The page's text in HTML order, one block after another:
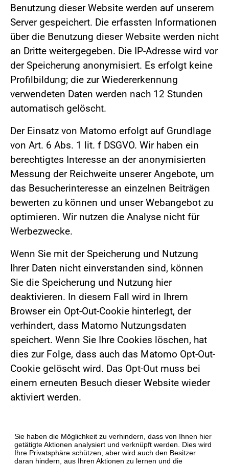
Benutzung dieser Website werden auf unserem
Server gespeichert. Die erfassten Informationen
über die Benutzung dieser Website werden nicht
an Dritte weitergegeben. Die IP-Adresse wird vor
der Speicherung anonymisiert. Es erfolgt keine
Profilbildung; die zur Wiedererkennung
verwendeten Daten werden nach 12 Stunden
automatisch gelöscht.
Der Einsatz von Matomo erfolgt auf Grundlage
von Art. 6 Abs. 1 lit. f DSGVO. Wir haben ein
berechtigtes Interesse an der anonymisierten
Messung der Reichweite unserer Angebote, um
das Besucherinteresse an einzelnen Beiträgen
bewerten zu können und unser Webangebot zu
optimieren. Wir nutzen die Analyse nicht für
Werbezwecke.
Wenn Sie mit der Speicherung und Nutzung
Ihrer Daten nicht einverstanden sind, können
Sie die Speicherung und Nutzung hier
deaktivieren. In diesem Fall wird in Ihrem
Browser ein Opt-Out-Cookie hinterlegt, der
verhindert, dass Matomo Nutzungsdaten
speichert. Wenn Sie Ihre Cookies löschen, hat
dies zur Folge, dass auch das Matomo Opt-Out-
Cookie gelöscht wird. Das Opt-Out muss bei
einem erneuten Besuch dieser Website wieder
aktiviert werden.